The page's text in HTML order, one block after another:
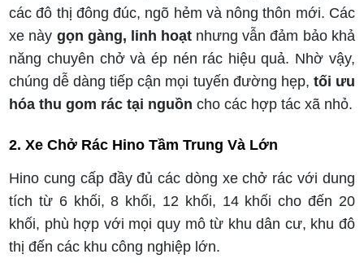
các đô thị đông đúc, ngõ hẻm và nông thôn mới. Các
xe này gọn gàng, linh hoạt nhưng vẫn đảm bảo khả
năng chuyên chở và ép nén rác hiệu quả. Nhờ vậy,
chúng dễ dàng tiếp cận mọi tuyến đường hẹp, tối ưu
hóa thu gom rác tại nguồn cho các hợp tác xã nhỏ.
2. Xe Chở Rác Hino Tầm Trung Và Lớn
Hino cung cấp đầy đủ các dòng xe chở rác với dung
tích từ 6 khối, 8 khối, 12 khối, 14 khối cho đến 20
khối, phù hợp với mọi quy mô từ khu dân cư, khu đô
thị đến các khu công nghiệp lớn.